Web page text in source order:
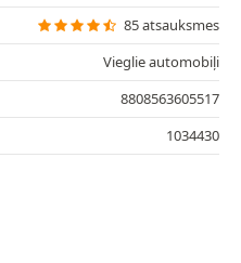
85 atsauksmes
Vieglie automobiļi
8808563605517
1034430